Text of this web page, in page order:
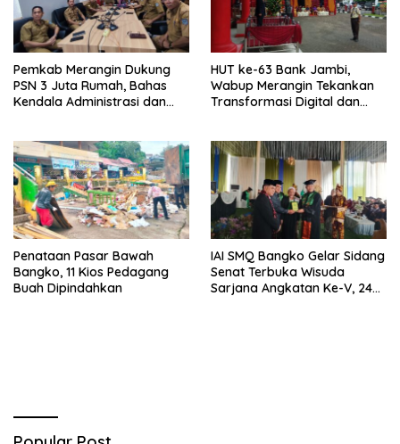
Pemkab Merangin Dukung
PSN 3 Juta Rumah, Bahas
Kendala Administrasi dan
HUT ke-63 Bank Jambi,
Wabup Merangin Tekankan
Transformasi Digital dan
Penataan Pasar Bawah
Bangko, 11 Kios Pedagang
Buah Dipindahkan
IAI SMQ Bangko Gelar Sidang
Senat Terbuka Wisuda
Sarjana Angkatan Ke-V, 243